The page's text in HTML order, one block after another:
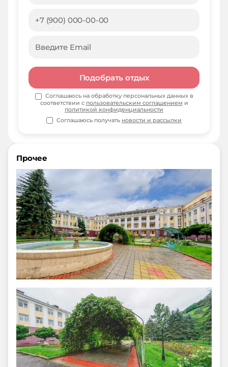
Прочее
Подобрать отдых
Соглашаюсь на обработку персональных данных в
соответствии с пользовательским соглашением и
политикой конфиденциальности
Соглашаюсь получать новости и рассылки